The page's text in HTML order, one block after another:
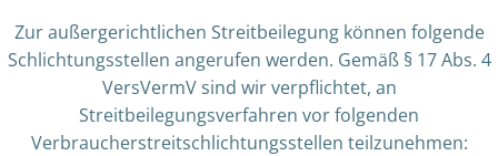
Zur außergerichtlichen Streitbeilegung können folgende
Schlichtungsstellen angerufen werden. Gemäß § 17 Abs. 4
VersVermV sind wir verpflichtet, an
Streitbeilegungsverfahren vor folgenden
Verbraucherstreitschlichtungsstellen teilzunehmen: